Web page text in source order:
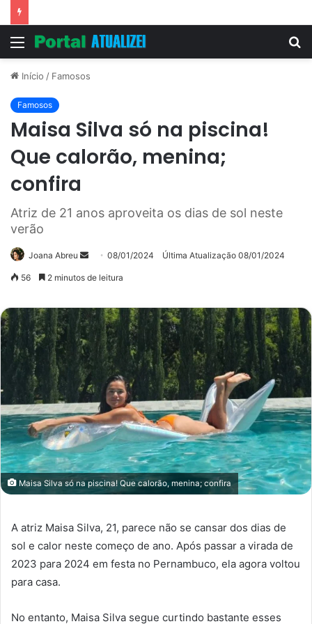
Menu
Início / Famosos
Famosos
Maisa Silva só na piscina!
Que calorão, menina;
confira
Atriz de 21 anos aproveita os dias de sol neste
verão
Joana Abreu
Mande08/01/2024 Última Atualização 08/01/2024
56 2 minutos de leitura
Maisa Silva só na piscina! Que calorão, menina; confira
A atriz Maisa Silva, 21, parece não se cansar dos dias de
sol e calor neste começo de ano. Após passar a virada de
2023 para 2024 em festa no Pernambuco, ela agora voltou
para casa.
No entanto, Maisa Silva segue curtindo bastante esses